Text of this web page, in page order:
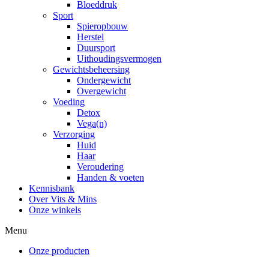
Bloeddruk
Sport
Spieropbouw
Herstel
Duursport
Uithoudingsvermogen
Gewichtsbeheersing
Ondergewicht
Overgewicht
Voeding
Detox
Vega(n)
Verzorging
Huid
Haar
Veroudering
Handen & voeten
Kennisbank
Over Vits & Mins
Onze winkels
Menu
Onze producten